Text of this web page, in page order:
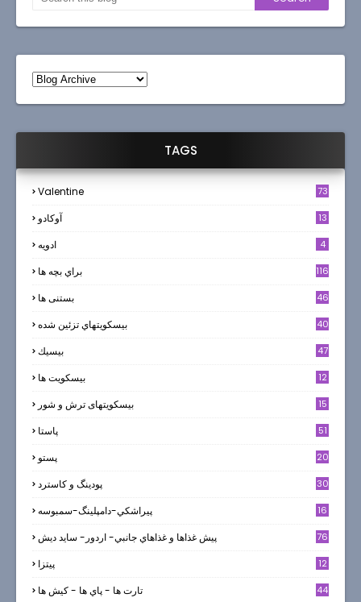
TAGS
Valentine 73
آوکادو 13
ادويه 4
براي بچه ها 116
بستنی ها 46
بيسكويتهاي تزئين شده 40
بيسيك 47
بیسکویت ها
12
بیسکویتهای ترش و شور 15
پاستا 51
پستو 20
پودینگ و کاسترد 30
پيراشكي-دامپلينگ-سمبوسه 16
پيش غذاها و غذاهاي جانبي- اردور- سايد ديش 76
پیتزا 12
تارت ها - پاي ها - كيش ها 44